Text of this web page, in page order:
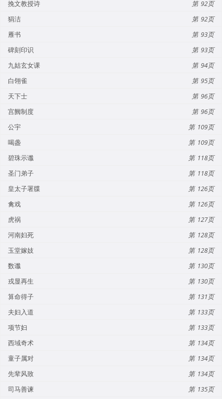
挽文教授诗
92
狷洁
92
雁书
93
碑刻印识
93
九姑玄女课
94
白翎雀
95
天下士
96
宫阙制度
96
公宇
109
喝盏
109
碧珠示谶
118
圣门弟子
118
皇太子署牒
126
禽戏
126
虎祸
127
河南妇死
128
玉堂嫁妓
128
数谶
130
戎显再生
130
算命得子
131
夫妇入道
133
项节妇
133
西域奇术
134
童子属对
134
先辈风致
134
司马善谏
135